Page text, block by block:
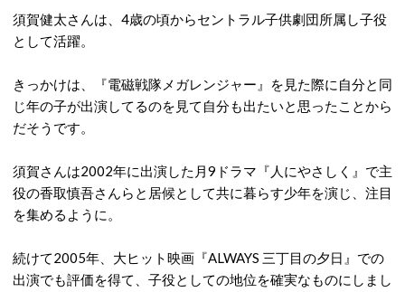
須賀健太さんは、4歳の頃からセントラル子供劇団所属し子役
として活躍。
きっかけは、『電磁戦隊メガレンジャー』を見た際に自分と同
じ年の子が出演してるのを見て自分も出たいと思ったことから
だそうです。
須賀さんは2002年に出演した月9ドラマ『人にやさしく』で主
役の香取慎吾さんらと居候として共に暮らす少年を演じ、注目
を集めるように。
続けて2005年、大ヒット映画『ALWAYS 三丁目の夕日』での
出演でも評価を得て、子役としての地位を確実なものにしまし